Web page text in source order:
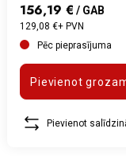
156,19 € / GAB
129,08 €+ PVN
Pēc pieprasījuma
Pievienot
Pievienot